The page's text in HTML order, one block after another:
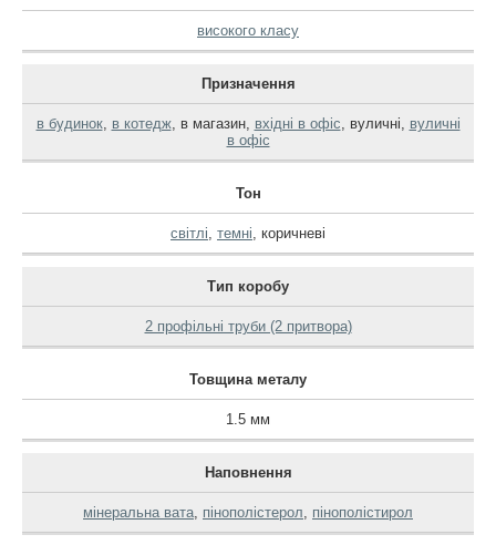
високого класу
Призначення
в будинок, в котедж, в магазин, вхідні в офіс вуличні
вуличні
в офіс
Тон
світлі темні коричневі
Тип коробу
2 профільні труби (2 притвора)
Товщина металу
1.5 мм
Наповнення
мінеральна вата пінополістерол пінополістирол